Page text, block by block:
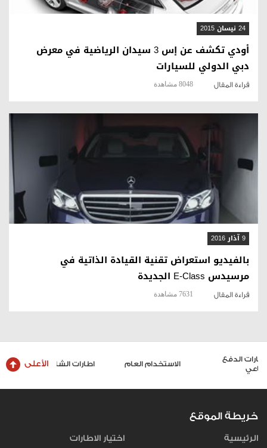
24 نيسان 2015
أودي تكشف عن إس 3 سيدان الرياضية في معرض
دبي الدولي للسيارات
قراءة المقال 8048 مشاهدة
9 آذار 2016
بالفيديو استعراض تقنية القيادة الذاتية في
مرسيدس E-Class الجديدة
قراءة المقال 7631 مشاهدة
الاستخدام العام اطارات الشاحنات والحافلات الأعلى
خريطة الموقع
الرئيسية
اختيار الاطارات